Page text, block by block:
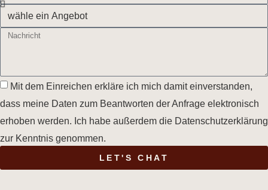
Mit dem Einreichen erkläre ich mich damit einverstanden,
dass meine Daten zum Beantworten der Anfrage elektronisch
erhoben werden. Ich habe außerdem die Datenschutzerklärung
zur Kenntnis genommen.
LET'S CHAT